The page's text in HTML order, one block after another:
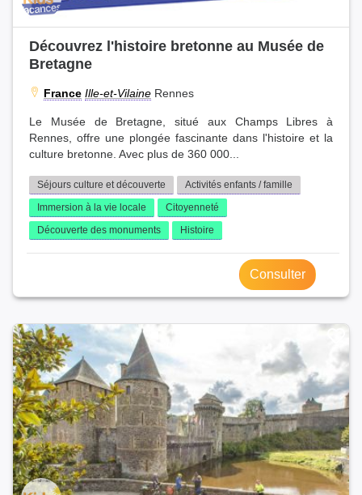
Découvrez l'histoire bretonne au Musée de
Bretagne
France Ille-et-Vilaine Rennes
Le Musée de Bretagne, situé aux Champs Libres à
Rennes, offre une plongée fascinante dans l'histoire et la
culture bretonne. Avec plus de 360 000...
Séjours culture et découverte
Activités enfants / famille
Immersion à la vie locale
Citoyenneté
Découverte des monuments
Histoire
Consulter